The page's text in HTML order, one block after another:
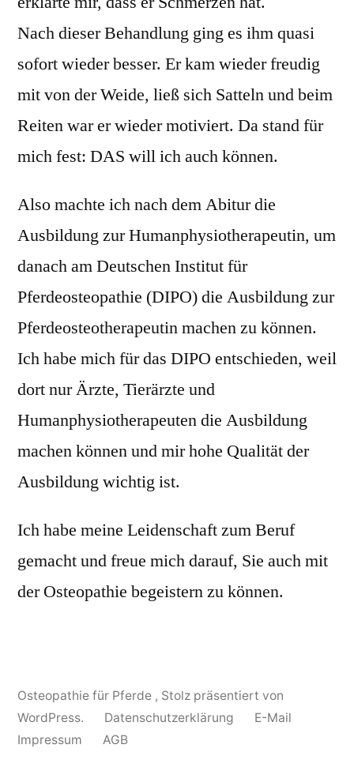
Nach dieser Behandlung ging es ihm quasi
sofort wieder besser. Er kam wieder freudig
mit von der Weide, ließ sich Satteln und beim
Reiten war er wieder motiviert. Da stand für
mich fest: DAS will ich auch können.
Also machte ich nach dem Abitur die
Ausbildung zur Humanphysiotherapeutin, um
danach am Deutschen Institut für
Pferdeosteopathie (DIPO) die Ausbildung zur
Pferdeosteotherapeutin machen zu können.
Ich habe mich für das DIPO entschieden, weil
dort nur Ärzte, Tierärzte und
Humanphysiotherapeuten die Ausbildung
machen können und mir hohe Qualität der
Ausbildung wichtig ist.
Ich habe meine Leidenschaft zum Beruf
gemacht und freue mich darauf, Sie auch mit
der Osteopathie begeistern zu können.
Osteopathie für Pferde , Stolz präsentiert von
WordPress.
Datenschutzerklärung
E-Mail
Impressum
AGB